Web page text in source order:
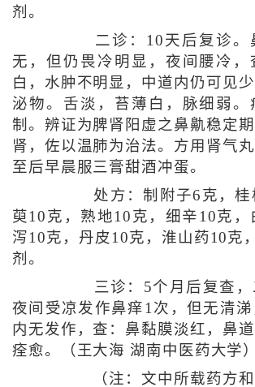
剂。
二诊：10天后复诊。
无，但仍畏冷明显，夜间腰冷，
白，水肿不明显，中道内仍可见
泌物。舌淡，苔薄白，脉细弱。
制。辨证为脾肾阳虚之鼻鼽稳定
肾，佐以温肺为治法。方用肾气
至后早晨服三膏甜酒冲蛋。
处方：制附子6克，桂
萸10克，熟地10克，细辛10克，
泻10克，丹皮10克，淮山药10克
剂。
三诊：5个月后复查，
夜间受凉发作鼻痒1次，但无清
内无发作，查：鼻黏膜淡红，鼻道
痊愈。（王大海 湖南中医药大学）
（注：文中所载药方和